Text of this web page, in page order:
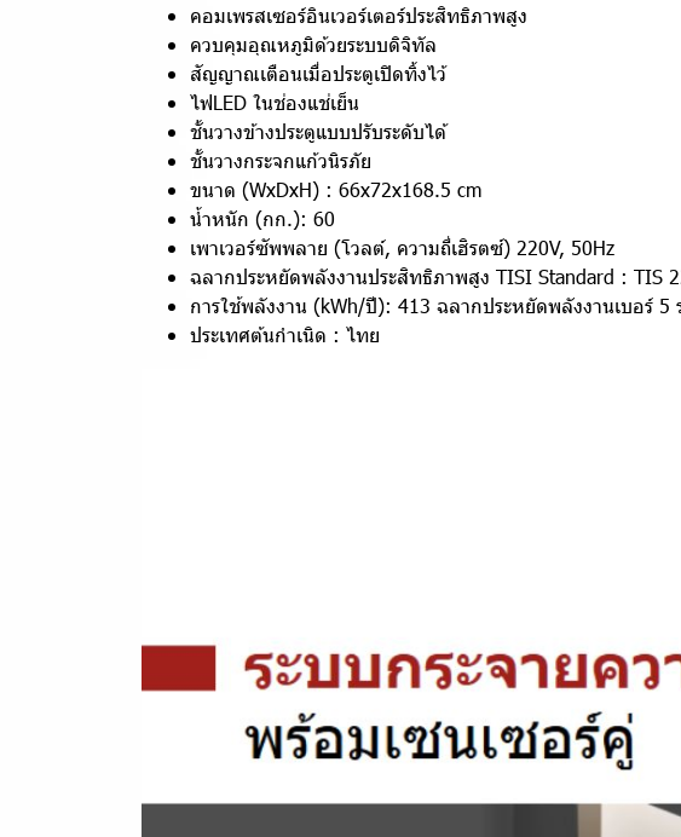
คอมเพรสเซอร์อินเวอร์เตอร์ประสิทธิภาพสูง
ควบคุมอุณหภูมิด้วยระบบดิจิทัล
สัญญาณเตือนเมื่อประตูเปิดทิ้งไว้
ไฟLED ในช่องแช่เย็น
ชั้นวางข้างประตูแบบปรับระดับได้
ชั้นวางกระจกแก้วนิรภัย
ขนาด (WxDxH) : 66x72x168.5 cm
น้ำหนัก (กก.): 60
เพาเวอร์ซัพพลาย (โวลต์, ความถี่เฮิรตซ์) 220V, 50Hz
ฉลากประหยัดพลังงานประสิทธิภาพสูง TISI Standard : TIS
การใช้พลังงาน (kWh/ปี): 413 ฉลากประหยัดพลังงานเบอร์ 5
ประเทศต้นกำเนิด : ไทย